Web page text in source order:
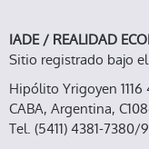
IADE / REALIDAD
Sitio registrado bajo
Hipólito Yrigoyen 1116
CABA, Argentina,
Tel. (5411) 4381-7380/